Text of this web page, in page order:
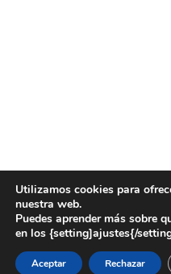
Utilizamos cookies para
nuestra web.
Puedes aprender más sobre
en los {setting]ajustes{/
Aceptar Rechazar